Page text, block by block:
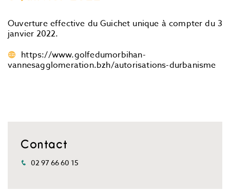
Ouverture effective du Guichet unique à compter du 3
janvier 2022.
https://www.golfedumorbihan-
vannesagglomeration.bzh/autorisations-durbanisme
Contact
02 97 66 60 15